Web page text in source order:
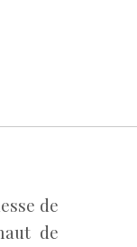
de
de